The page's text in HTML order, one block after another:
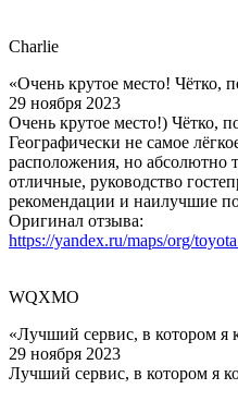
Charlie
«Очень крутое место! Чётко,
29 ноября 2023
Очень крутое место!) Чётко,
Географически не самое
расположения, но абсолютно
отличные, руководство
рекомендации и наилучшие
Оригинал отзыва:
https://yandex.ru/maps/org/
WQXMO
«Лучший сервис, в котором я
29 ноября 2023
Лучший сервис, в котором я